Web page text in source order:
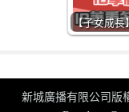
【子女成